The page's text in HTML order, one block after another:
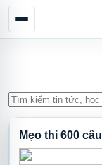
Mẹo thi 600